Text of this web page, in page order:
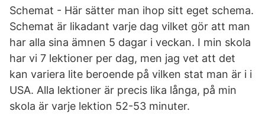
Schemat - Här sätter man ihop sitt eget schema.
Schemat är likadant varje dag vilket gör att man
har alla sina ämnen 5 dagar i veckan. I min skola
har vi 7 lektioner per dag, men jag vet att det
kan variera lite beroende på vilken stat man är i i
USA. Alla lektioner är precis lika långa, på min
skola är varje lektion 52-53 minuter.